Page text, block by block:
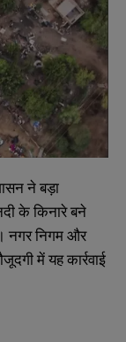
ने बड़ा
के किनारे बने
नगर निगम और
में यह कार्रवाई